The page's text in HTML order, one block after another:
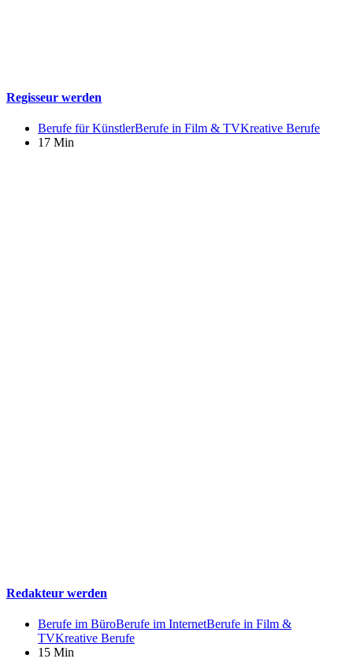
Regisseur werden
Berufe für KünstlerBerufe in Film & TVKreative Berufe
17 Min
Redakteur werden
Berufe im BüroBerufe im InternetBerufe in Film &
TVKreative Berufe
15 Min